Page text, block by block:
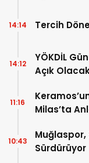
Tercih
14:14
YÖKDİL
Açık
14:12
Milas’ta
11:16
Muğlaspor,
Sürdürüyor
10:43